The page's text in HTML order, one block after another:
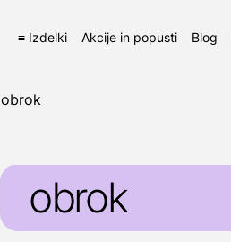
≡ Izdelki Akcije in popusti Blog
obrok
obrok